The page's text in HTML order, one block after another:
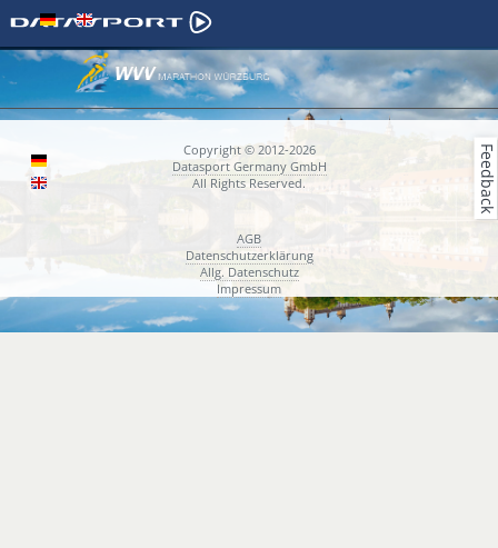
Copyright © 2012-2026
Datasport Germany GmbH
All Rights Reserved.
AGB
Datenschutzerklärung
Allg. Datenschutz
Impressum
Feedback